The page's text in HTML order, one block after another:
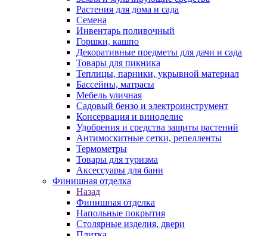
Растения для дома и сада
Семена
Инвентарь поливочный
Горшки, кашпо
Декоративные предметы для дачи и сада
Товары для пикника
Теплицы, парники, укрывной материал
Бассейны, матрасы
Мебель уличная
Садовый бензо и электроинструмент
Консервация и виноделие
Удобрения и средства защиты растений
Антимоскитные сетки, репелленты
Термометры
Товары для туризма
Аксессуары для бани
Финишная отделка
Назад
Финишная отделка
Напольные покрытия
Столярные изделия, двери